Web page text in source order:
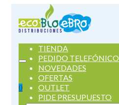
0
TIENDA
PEDIDO TELEFÓNICO
NOVEDADES
OFERTAS
OUTLET
PIDE PRESUPUESTO